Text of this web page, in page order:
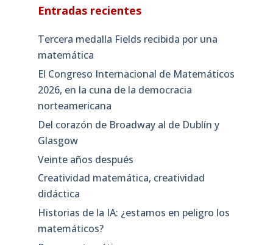
Entradas recientes
Tercera medalla Fields recibida por una
matemática
El Congreso Internacional de Matemáticos
2026, en la cuna de la democracia
norteamericana
Del corazón de Broadway al de Dublín y
Glasgow
Veinte años después
Creatividad matemática, creatividad
didáctica
Historias de la IA: ¿estamos en peligro los
matemáticos?